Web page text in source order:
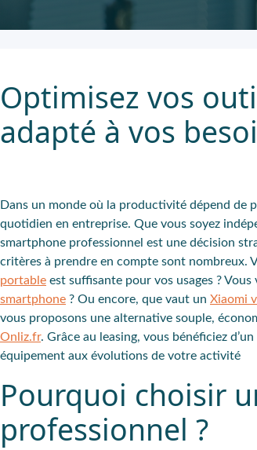
Optimisez vos
adapté à vos
Dans un monde où la productivité dépend de
quotidien en entreprise. Que vous soyez
smartphone professionnel est une décision
critères à prendre en compte sont nombreux.
portable est suffisante pour vos usages ? Vous
smartphone ? Ou encore, que vaut un Xiaomi
vous proposons une alternative souple,
Onliz.fr. Grâce au leasing, vous bénéficiez
équipement aux évolutions de votre activité
Pourquoi choisir
professionnel ?